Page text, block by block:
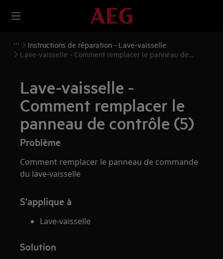
Instructions de réparation - Lave-vaisselle
Lave-vaisselle - Comment remplacer le panneau de
Lave-vaisselle -
Comment remplacer le
panneau de contrôle (5)
Problème
Comment remplacer le panneau de commande
du lave-vaisselle
S'applique à
Lave-vaisselle
Solution